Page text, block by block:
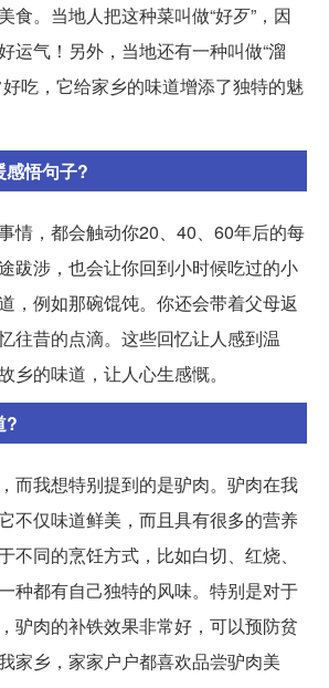
食。当地人把这种菜叫做“好歹”，因
运气！另外，当地还有一种叫做“溜
吃，它给家乡的味道增添了独特的魅
感悟句子?
情，都会触动你20、40、60年后的每
跋涉，也会让你回到小时候吃过的小
，例如那碗馄饨。你还会带着父母返
往昔的点滴。这些回忆让人感到温
乡的味道，让人心生感慨。
?
而我想特别提到的是驴肉。驴肉在我
不仅味道鲜美，而且具有很多的营养
不同的烹饪方式，比如白切、红烧、
种都有自己独特的风味。特别是对于
驴肉的补铁效果非常好，可以预防贫
家乡，家家户户都喜欢品尝驴肉美